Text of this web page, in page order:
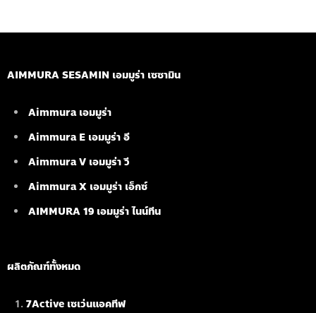
AIMMURA SESAMIN เอมมูร่า เซซามิน
Aimmura เอมมูร่า
Aimmura E เอมมูร่า อี
Aimmura V เอมมูร่า วี
Aimmura X เอมมูร่า เอ็กซ์
AIMMURA 19 เอมมูร่า ไนน์ทีน
ผลิตภัณฑ์ทั้งหมด
7Active เซเว่นแอคทีฟ